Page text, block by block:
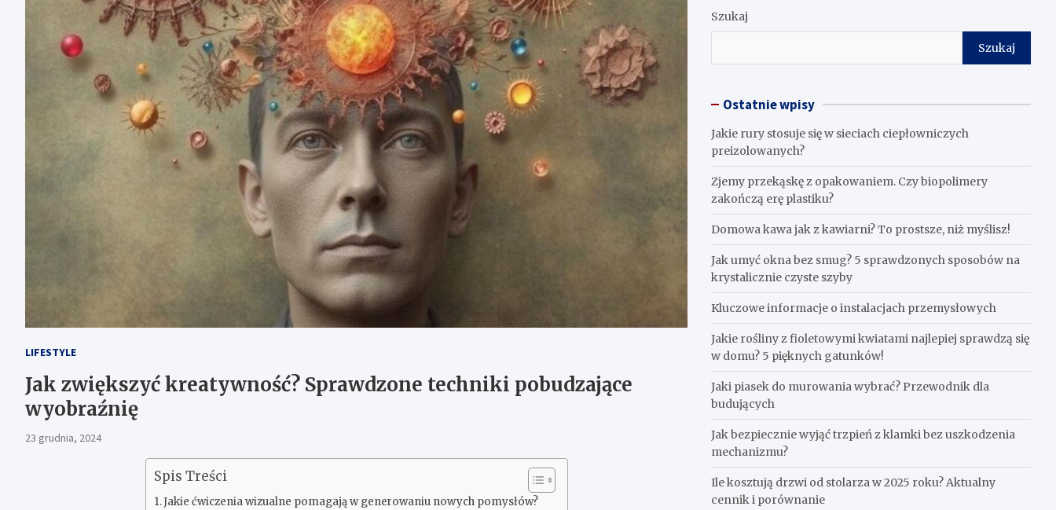
LIFESTYLE
Jak zwiększyć kreatywność? Sprawdzone techniki pobudzające
wyobraźnię
23 grudnia, 2024
Spis Treści
Jakie ćwiczenia wizualne pomagają w generowaniu nowych pomysłów?
Szukaj
Szukaj
Ostatnie wpisy
Jakie rury stosuje się w sieciach ciepłowniczych
preizolowanych?
Zjemy przekąskę z opakowaniem. Czy biopolimery
zakończą erę plastiku?
​Domowa kawa jak z kawiarni? To prostsze, niż myślisz!
Jak umyć okna bez smug? 5 sprawdzonych sposobów na
krystalicznie czyste szyby
Kluczowe informacje o instalacjach przemysłowych
Jakie rośliny z fioletowymi kwiatami najlepiej sprawdzą się
w domu? 5 pięknych gatunków!
Jaki piasek do murowania wybrać? Przewodnik dla
budujących
Jak bezpiecznie wyjąć trzpień z klamki bez uszkodzenia
mechanizmu?
Ile kosztują drzwi od stolarza w 2025 roku? Aktualny
cennik i porównanie